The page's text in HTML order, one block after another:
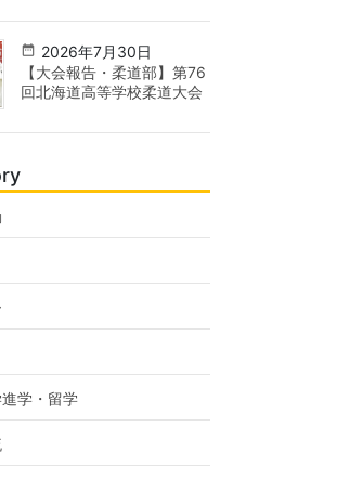
2026年7月30日
【大会報告・柔道部】第76
回北海道高等学校柔道大会
学・留学